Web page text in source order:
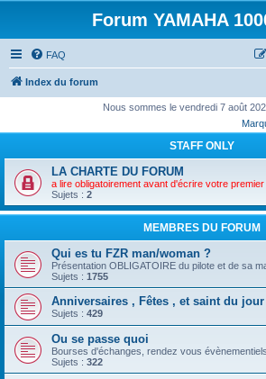
Forum YAMAHA
FAQ
Index du forum
Nous sommes le vendredi 7 août
STAFF ONLY
LA CHARTE DU FORUM
a lire obligatoirement avant d'écrire votre
Sujets : 2
MEMBRES DU FORUM
Qui es tu FZR man/woman ?
Présentation OBLIGATOIRE du pilote et de sa
Sujets : 1755
Anniversaires , Fêtes , et saint du jour
Sujets : 429
Ou se passe quoi
Bourses d'échanges, rendez vous
Sujets : 322